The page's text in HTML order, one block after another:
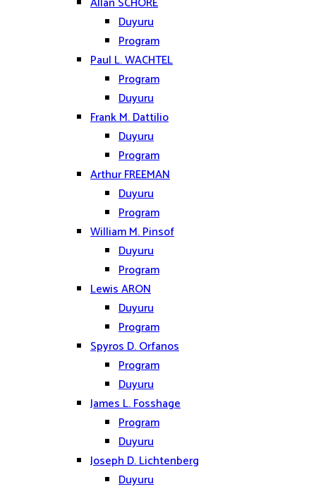
Duyuru
Program
Paul L. WACHTEL
Program
Duyuru
Frank M. Dattilio
Duyuru
Program
Arthur FREEMAN
Duyuru
Program
William M. Pinsof
Duyuru
Program
Lewis ARON
Duyuru
Program
Spyros D. Orfanos
Program
Duyuru
James L. Fosshage
Program
Duyuru
Joseph D. Lichtenberg
Duyuru